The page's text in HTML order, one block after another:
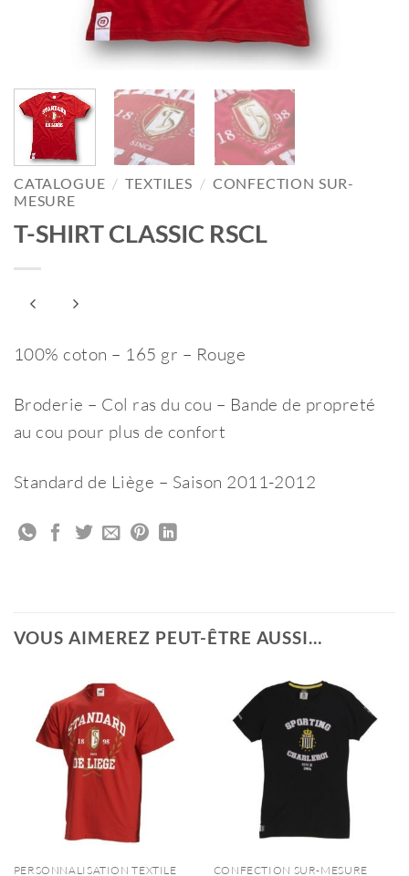
CATALOGUE / TEXTILES / CONFECTION SUR-
MESURE
T-SHIRT CLASSIC RSCL
100% coton – 165 gr – Rouge
Broderie – Col ras du cou – Bande de propreté
au cou pour plus de confort
Standard de Liège – Saison 2011-2012
VOUS AIMEREZ PEUT-ÊTRE AUSSI…
PERSONNALISATION TEXTILE CONFECTION SUR-MESURE